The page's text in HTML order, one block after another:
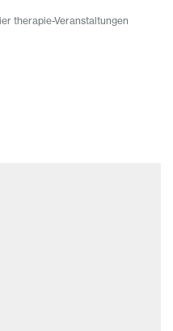
therapie-Veranstaltungen